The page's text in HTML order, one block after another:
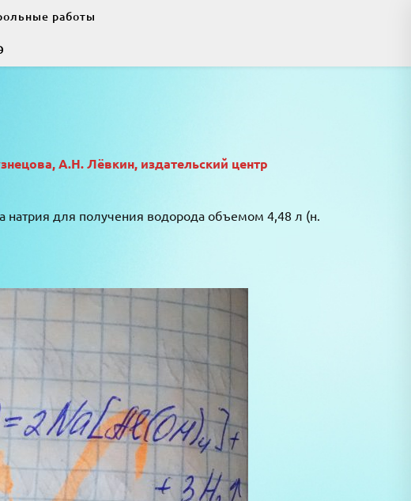
работы
А.Н. Лёвкин, издательский центр
натрия для получения водорода объемом 4,48 л (н.